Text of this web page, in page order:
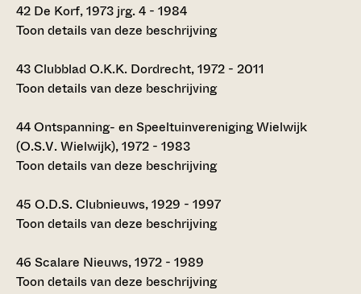
42 De Korf, 1973 jrg. 4 - 1984
Toon details van deze beschrijving
43Clubblad O.K.K. Dordrecht, 1972 - 2011
Toon details van deze beschrijving
44Ontspanning- en Speeltuinvereniging Wielwijk
(O.S.V. Wielwijk), 1972 - 1983
Toon details van deze beschrijving
45 O.D.S. Clubnieuws, 1929 - 1997
Toon details van deze beschrijving
46 Scalare Nieuws, 1972 - 1989
Toon details van deze beschrijving